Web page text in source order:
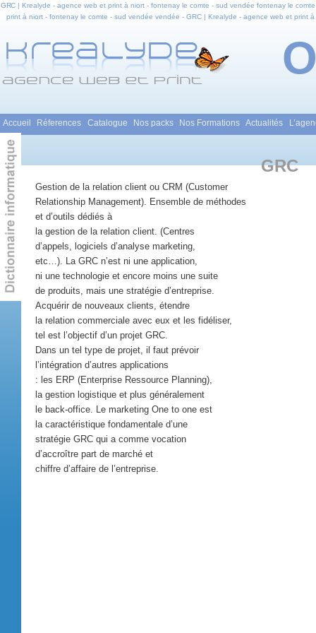
GRC | Krealyde - agence web et print à niort - fontenay le comte - sud vendée fontenay le
print à niort - fontenay le comte - sud vendée vendée - GRC | Krealyde - agence web et
Menu principal
Aller au contenu principal
Aller au contenu secondaire
Accueil Réferences Catalogue Nos packs Nos Formations Actualités
GRC
Gestion de la relation client ou CRM (Customer
Relationship Management). Ensemble de méthodes
et d’outils dédiés à
la gestion de la relation client. (Centres
d’appels, logiciels d’analyse marketing,
etc…). La GRC n’est ni une application,
ni une technologie et encore moins une suite
de produits, mais une stratégie d’entreprise.
Acquérir de nouveaux clients, étendre
la relation commerciale avec eux et les fidéliser,
tel est l’objectif d’un projet GRC.
Dans un tel type de projet, il faut prévoir
l’intégration d’autres applications
: les ERP (Enterprise Ressource Planning),
la gestion logistique et plus généralement
le back-office. Le marketing One to one est
la caractéristique fondamentale d’une
stratégie GRC qui a comme vocation
d’accroître part de marché et
chiffre d’affaire de l’entreprise.